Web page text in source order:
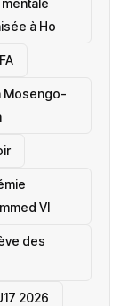
à Ho
Mosengo-
VI
des
2026